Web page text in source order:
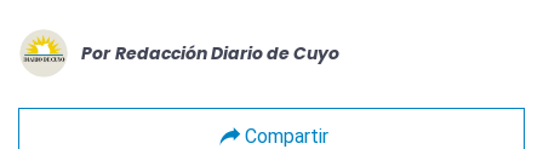
Por Redacción Diario de Cuyo
Compartir